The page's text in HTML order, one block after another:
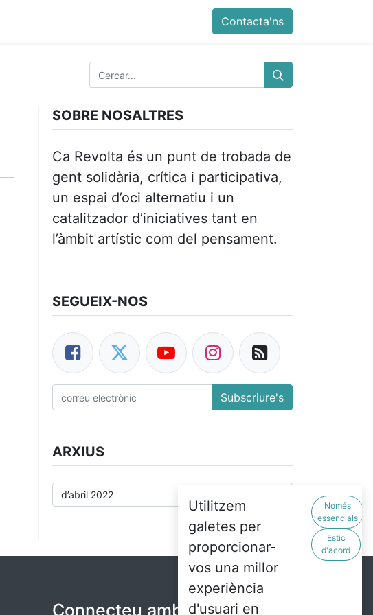
Antiga web Botiga
Contacta'ns
SOBRE NOSALTRES
Ca Revolta és un punt de trobada de
gent solidària, crítica i participativa,
un espai d’oci alternatiu i un
catalitzador d’iniciatives tant en
l’àmbit artístic com del pensament.
SEGUEIX-NOS
Subscriure's
ARXIUS
Connecteu amb nosaltres
Utilitzem
galetes per
proporcionar-
vos una millor
experiència
d'usuari en
Només
essencials
Estic
d'acord